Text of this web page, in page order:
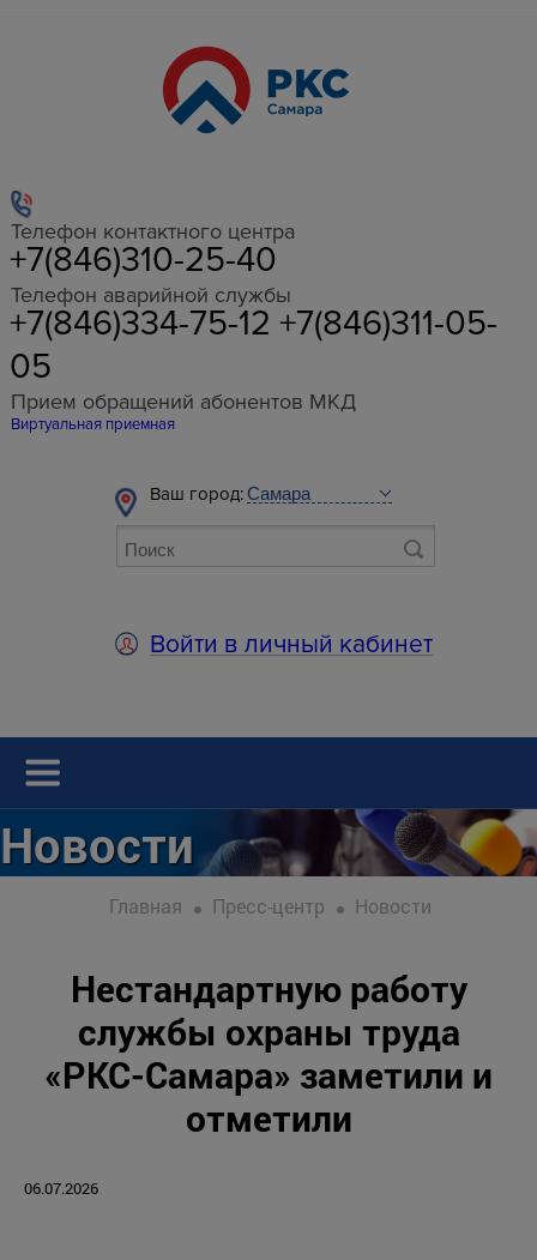
Телефон контактного центра
+7(846)310-25-40
Телефон аварийной службы
+7(846)334-75-12 +7(846)311-05-
05
Прием обращений абонентов МКД
Виртуальная приемная
Ваш город:
Войти в личный кабинет
Новости
Главная Пресс-центр Новости
Нестандартную работу
службы охраны труда
«РКС-Самара» заметили и
отметили
06.07.2026